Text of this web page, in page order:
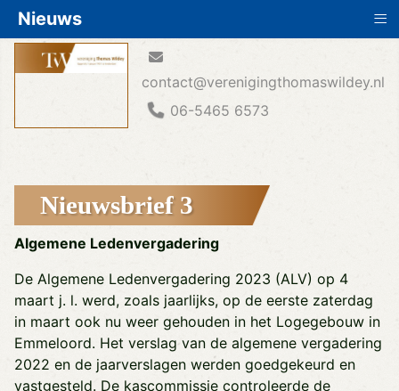
contact@verenigingthomaswildey.nl
06-5465 6573
Nieuwsbrief 3
Algemene Ledenvergadering
De Algemene Ledenvergadering 2023 (ALV) op 4
maart j. l. werd, zoals jaarlijks, op de eerste zaterdag
in maart ook nu weer gehouden in het Logegebouw in
Emmeloord. Het verslag van de algemene vergadering
2022 en de jaarverslagen werden goedgekeurd en
vastgesteld. De kascommissie controleerde de
Nieuws ≡